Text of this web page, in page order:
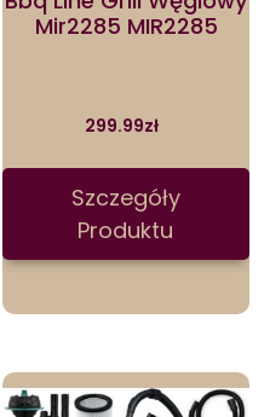
Mir2285 MIR2285
299.99zł
Szczegóły
Produktu